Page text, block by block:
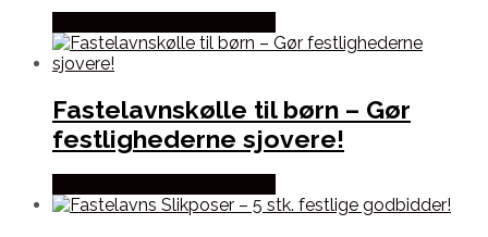
Fastelavnskølle til børn – Gør
festlighederne sjovere!